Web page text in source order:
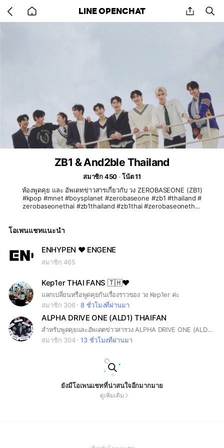
back
to
LINE OPENCHAT share
ZB1 & And2ble Thailand
สมาชิก 450
โน้ต 11
ห้องพูดคุย และ อัพเดทข่าวสารเกี่ยวกับ วง ZEROBASEONE (ZB1)
#kpop #mnet #boysplanet #zerobaseone #zb1 #thailand #
zerobaseonethai #zb1thailand #zb1thai #zerobaseonethail
โอเพนแชทแนะนำ
ENHYPEN ❤ ENGENE
สมาชิก 465
Kep1er THAI FANS 🇹🇭♥️
แลกเปลี่ยนหรือพูดคุยกันเรื่องราวของ วง Kep1er ค่ะ
สมาชิก 306
8 ชั่วโมงที่ผ่านมา
ALPHA DRIVE ONE (ALD1) THAIFAN
สำหรับพูดคุยและอัพเดตข่าวสารวง ALPHA DRIVE ONE (ALD1) #ALPHADRIVEONE #ALD1 #BOYS2PLANET #KPOP
สมาชิก 304
13 ชั่วโมงที่ผ่านมา
ยังมีโอเพนแชทที่น่าสนใจอีกมากมาย
ดูเพิ่มเติม